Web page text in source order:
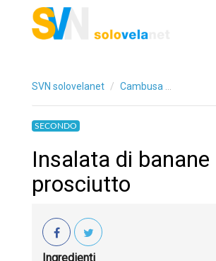
SVN solovelanet Cambusa
SECONDO
Insalata di banane
prosciutto
Ingredienti